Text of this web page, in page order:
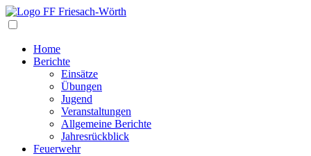
Home
Berichte
Einsätze
Übungen
Jugend
Veranstaltungen
Allgemeine Berichte
Jahresrückblick
Feuerwehr